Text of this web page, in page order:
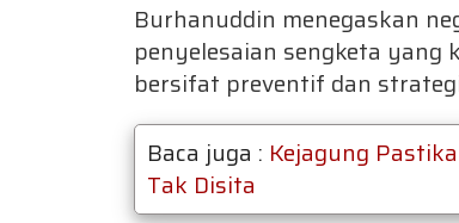
Burhanuddin menegaskan
penyelesaian sengketa
bersifat preventif dan
Baca juga : Kejagung
Tak Disita